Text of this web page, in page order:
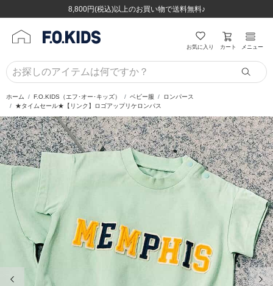
8,800円(税込)以上のお買い物で送料無料♪
ほぼ全品半額！！8/12(水)お昼12:59まで！！
8,800円(税込)以上のお買い物で送料無料♪
ほぼ全品半額！！8/12(水)お昼12:59まで！！
お気に入り カート メニュー
ホーム F.O.KIDS（エフ･オー･キッズ） ベビー服
ロンパース
★タイムセール★【リンク】ロゴアップリケロンパス
次